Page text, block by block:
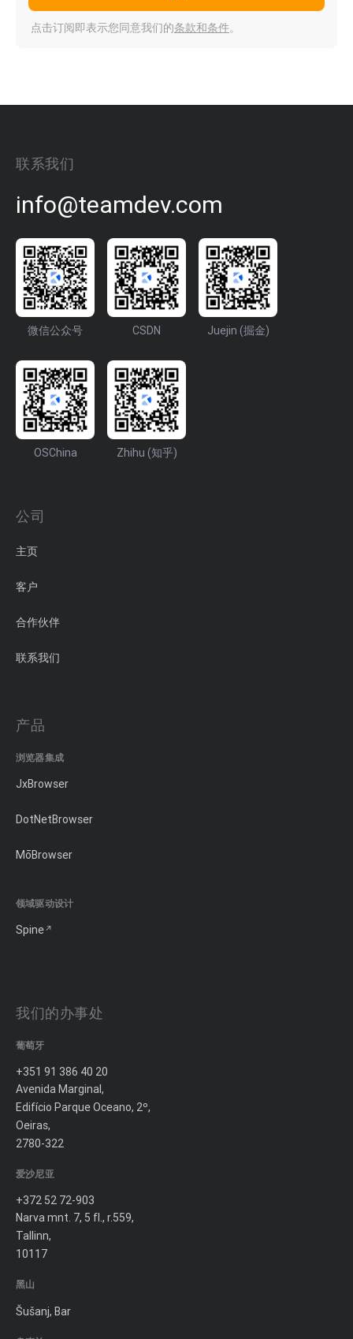
点击订阅即表示您同意我们的条款和条件。
联系我们
info@teamdev.com
微信公众号 CSDN Juejin (掘金)
OSChina Zhihu (知乎)
公司
主页
客户
合作伙伴
联系我们
产品
浏览器集成
JxBrowser
DotNetBrowser
MōBrowser
领域驱动设计
Spine
我们的办事处
葡萄牙
+351 91 386 40 20
Avenida Marginal,
Edifício Parque Oceano, 2º,
Oeiras,
2780-322
爱沙尼亚
+372 52 72-903
Narva mnt. 7, 5 fl., r.559,
Tallinn,
10117
黑山
Šušanj, Bar